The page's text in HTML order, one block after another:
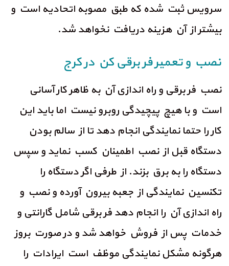
سرویس ثبت شده که طبق مصوبه اتحادیه است و
بیشتر از آن هزینه دریافت نخواهد شد.
نصب و تعمیر فر برقی کن در کرج
نصب فر برقی و راه اندازی آن به ظاهر کار آسانی
است و با هیچ پیچیدگی روبرو نیست اما باید این
کار را حتما نمایندگی انجام دهد تا از سالم بودن
دستگاه قبل از نصب اطمینان کسب نماید و سپس
دستگاه را به برق بزند. از طرفی اگر دستگاه را
تکنسین نمایندگی از جعبه بیرون آورده و نصب و
راه اندازی آن را انجام دهد فر برقی شامل گارانتی و
خدمات پس از فروش خواهد شد و در صورت بروز
هرگونه مشکل نمایندگی موظف است ایرادات را